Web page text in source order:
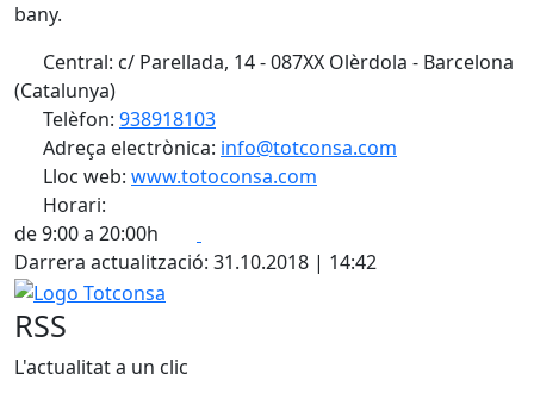
bany.
Central: c/ Parellada, 14 - 087XX Olèrdola - Barcelona
(Catalunya)
Telèfon: 938918103
Adreça electrònica: info@totconsa.com
Lloc web: www.totoconsa.com
Horari:
de 9:00 a 20:00h
Darrera actualització: 31.10.2018 | 14:42
Logo Totconsa
RSS
L'actualitat a un clic